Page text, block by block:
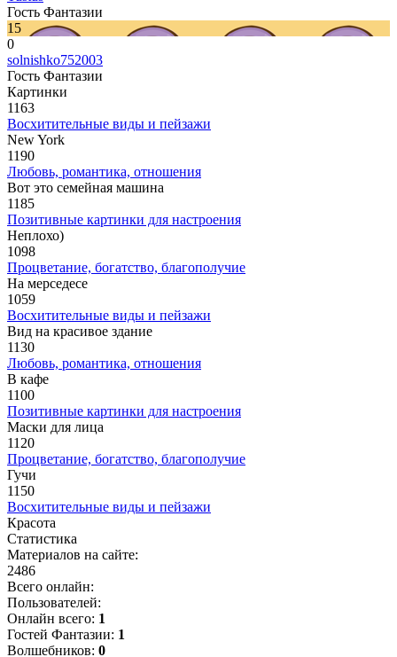
Гость Фантазии
15
0
solnishko752003
Гость Фантазии
Картинки
1163
Восхитительные виды и пейзажи
New York
1190
Любовь, романтика, отношения
Вот это семейная машина
1185
Позитивные картинки для настроения
Неплохо)
1098
Процветание, богатство, благополучие
На мерседесе
1059
Восхитительные виды и пейзажи
Вид на красивое здание
1130
Любовь, романтика, отношения
В кафе
1100
Позитивные картинки для настроения
Маски для лица
1120
Процветание, богатство, благополучие
Гучи
1150
Восхитительные виды и пейзажи
Красота
Статистика
Материалов на сайте:
2486
Всего онлайн:
Пользователей:
Онлайн всего: 1
Гостей Фантазии: 1
Волшебников: 0